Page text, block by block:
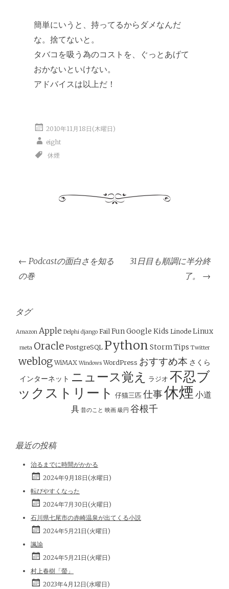
簡単にいうと、持ってるからダメなんだ
な。捨てないと。
タバコを吸う為のコストを、ぐっとあげて
おかないといけない。
アドバイスは以上だ！
2010年11月18日(木曜日)
eight
休煙
投
稿
ナ
ビ
ゲ
ー
シ
ョ
ン
← Podcastの面白さを知る
の巻
31日目も順調に半分終
了。 →
タグ
Amazon Apple Delphi django Fail FunGoogle Kids Linode Linux
meta Oracle PostgreSQL Python StormTips Twitter
weblog WiMAX Windows WordPress おすすめ本 さくら
インターネット ニュース覚え ラジオ 不忍ブ
ックストリート
仔猫三匹 仕事休煙 小道
具 昔のこと 映画 級円 谷根千
最近の投稿
治るまでに時間がかかる
2024年9月18日(水曜日)
転びやすくなった
2024年7月30日(火曜日)
石川県七尾市の赤崎温泉が出てくる小説
2024年5月21日(火曜日)
諷諭
2024年5月21日(火曜日)
村上春樹「螢」
2023年4月12日(水曜日)